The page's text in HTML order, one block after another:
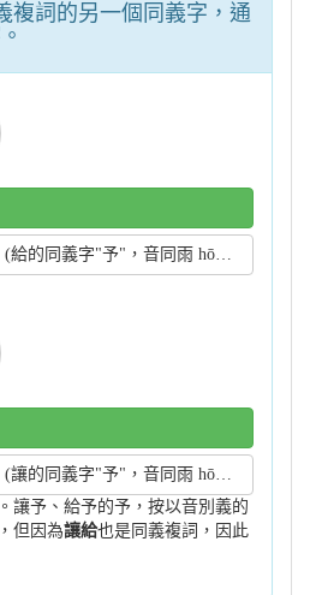
複詞的另一個同義字，通
"予"，音同雨 hōo，「予」才是閩南語用字)
"予"，音同雨 hōo，「予」才是閩南語用字)
讓予、給予的予，按以音別義的
但因為讓給也是同義複詞，因此